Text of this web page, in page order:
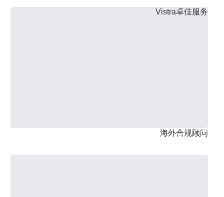
Vistra卓佳服务
海外合规顾问